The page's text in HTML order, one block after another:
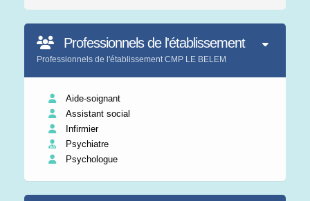
Professionnels de l'établissement
Professionnels de l'établissement CMP LE BELEM
Aide-soignant
Assistant social
Infirmier
Psychiatre
Psychologue